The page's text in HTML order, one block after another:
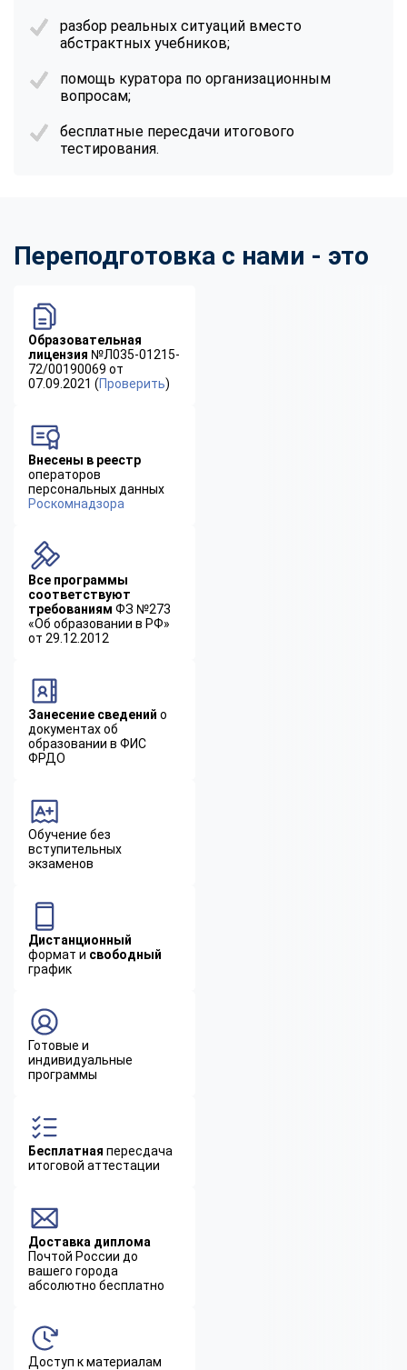
разбор реальных ситуаций вместо
абстрактных учебников;
помощь куратора по организационным
вопросам;
бесплатные пересдачи итогового
тестирования.
Переподготовка с нами - это
Образовательная
лицензия №Л035-01215-
72/00190069 от
07.09.2021 (Проверить)
Внесены в реестр
операторов
персональных данных
Роскомнадзора
Все программы
соответствуют
требованиям ФЗ №273
«Об образовании в РФ»
от 29.12.2012
Занесение сведений о
документах об
образовании в ФИС
ФРДО
Обучение без
вступительных
экзаменов
Дистанционный
формат и свободный
график
Готовые и
индивидуальные
программы
Бесплатная пересдача
итоговой аттестации
Доставка диплома
Почтой России до
вашего города
абсолютно бесплатно
Доступ к материалам